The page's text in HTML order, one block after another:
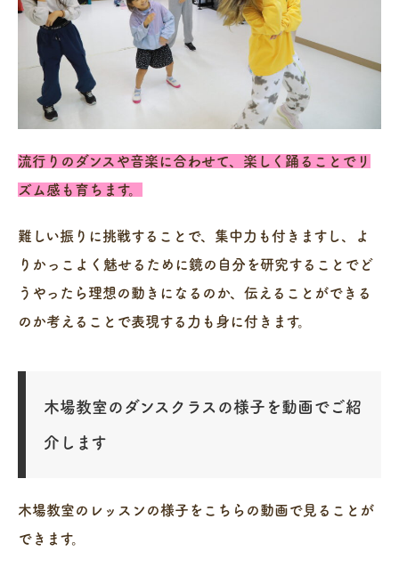
流行りのダンスや音楽に合わせて、楽しく踊ることでリ
ズム感も育ちます。
難しい振りに挑戦することで、集中力も付きますし、よ
りかっこよく魅せるために鏡の自分を研究することでど
うやったら理想の動きになるのか、伝えることができる
のか考えることで表現する力も身に付きます。
木場教室のダンスクラスの様子を動画でご紹
介します
木場教室のレッスンの様子をこちらの動画で見ることが
できます。